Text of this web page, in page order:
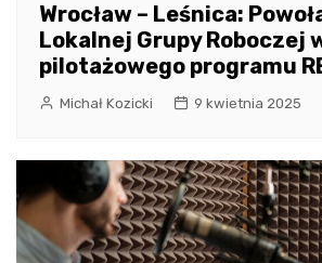
Wrocław – Leśnica:
Lokalnej Grupy Roboczej
pilotażowego programu
Michał Kozicki 9 kwietnia 2025